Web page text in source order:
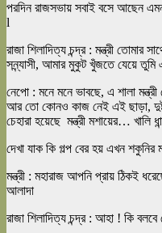
পরদিন রাজসভায় সবাই বসে আছেন
l
রাজা শিলাদিত্য চন্দ্র : মন্ত্রী তোমার
সন্ন্যাসী, আমার মুকুট খুঁজতে যেয়ে
নেপো : মনে মনে ভাবছে, এ শালা মন্ত্রী
আর তো কোনও কাজ নেই এই ছাড়া, দুষ্ট
চেহারা হয়েছে মন্ত্রী মশায়ের… খালি
দেখা যাক কি গল্প বের হয় এখন
মন্ত্রী : মহারাজ আপনি প্রায় ঠিকই
আলাদা
রাজা শিলাদিত্য চন্দ্র : আহা ! কি